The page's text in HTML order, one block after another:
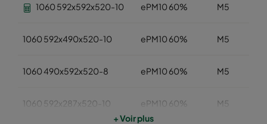
1060 592x592x520-10 ePM10 60% M5
1060 592x490x520-10 ePM10 60% M5
1060 490x592x520-8 ePM10 60% M5
1060 592x287x520-10 ePM10 60% M5
+ Voir plus